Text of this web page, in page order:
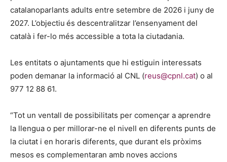
catalanoparlants adults entre setembre de 2026 i juny de
2027. L’objectiu és descentralitzar l’ensenyament del
català i fer-lo més accessible a tota la ciutadania.
Les entitats o ajuntaments que hi estiguin interessats
poden demanar la informació al CNL (reus@cpnl.cat) o al
977 12 88 61.
“Tot un ventall de possibilitats per començar a aprendre
la llengua o per millorar-ne el nivell en diferents punts de
la ciutat i en horaris diferents, que durant els pròxims
mesos es complementaran amb noves accions